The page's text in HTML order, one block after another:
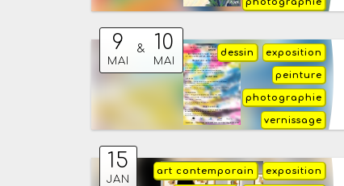
9
MAI
& 10
MAI
exposition
dessin
peinture
photographie
vernissage
15
JAN
exposition
art contemporain